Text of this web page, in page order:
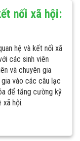
nối xã hội:
hệ và kết nối xã
các sinh viên
và chuyên gia
vào các câu lạc
để tăng cường kỹ
xã hội.